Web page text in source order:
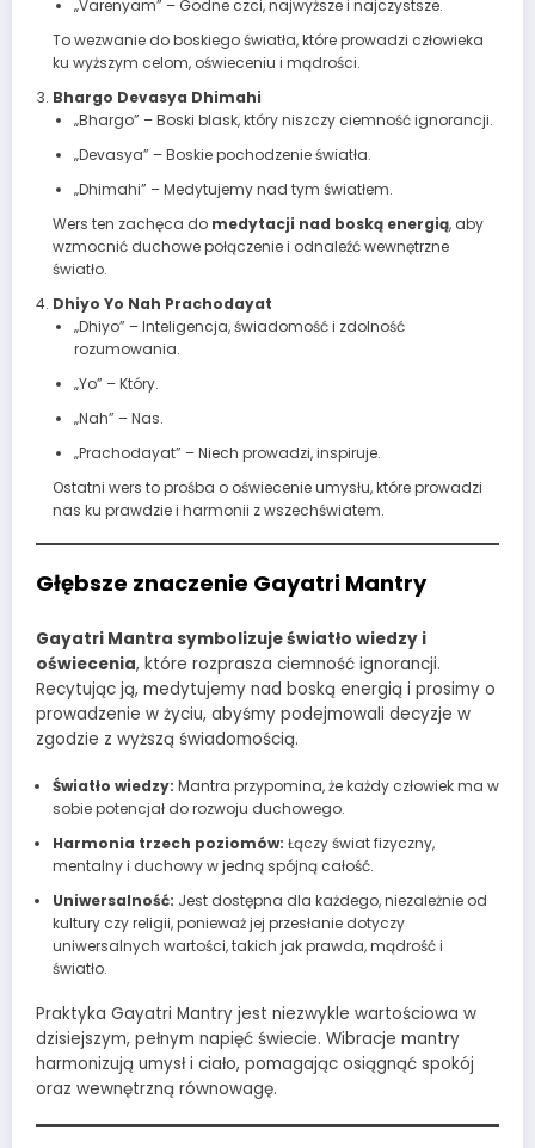
„Varenyam” – Godne czci, najwyższe i najczystsze.
To wezwanie do boskiego światła, które prowadzi człowieka
ku wyższym celom, oświeceniu i mądrości.
Bhargo Devasya Dhimahi
„Bhargo” – Boski blask, który niszczy ciemność ignorancji.
„Devasya” – Boskie pochodzenie światła.
„Dhimahi” – Medytujemy nad tym światłem.
Wers ten zachęca do medytacji nad boską energią, aby
wzmocnić duchowe połączenie i odnaleźć wewnętrzne
światło.
Dhiyo Yo Nah Prachodayat
„Dhiyo” – Inteligencja, świadomość i zdolność
rozumowania.
„Yo” – Który.
„Nah” – Nas.
„Prachodayat” – Niech prowadzi, inspiruje.
Ostatni wers to prośba o oświecenie umysłu, które prowadzi
nas ku prawdzie i harmonii z wszechświatem.
Głębsze znaczenie Gayatri Mantry
Gayatri Mantra symbolizuje światło wiedzy i
oświecenia, które rozprasza ciemność ignorancji.
Recytując ją, medytujemy nad boską energią i prosimy o
prowadzenie w życiu, abyśmy podejmowali decyzje w
zgodzie z wyższą świadomością.
Światło wiedzy: Mantra przypomina, że każdy człowiek ma w
sobie potencjał do rozwoju duchowego.
Harmonia trzech poziomów: Łączy świat fizyczny,
mentalny i duchowy w jedną spójną całość.
Uniwersalność: Jest dostępna dla każdego, niezależnie od
kultury czy religii, ponieważ jej przesłanie dotyczy
uniwersalnych wartości, takich jak prawda, mądrość i
światło.
Praktyka Gayatri Mantry jest niezwykle wartościowa w
dzisiejszym, pełnym napięć świecie. Wibracje mantry
harmonizują umysł i ciało, pomagając osiągnąć spokój
oraz wewnętrzną równowagę.